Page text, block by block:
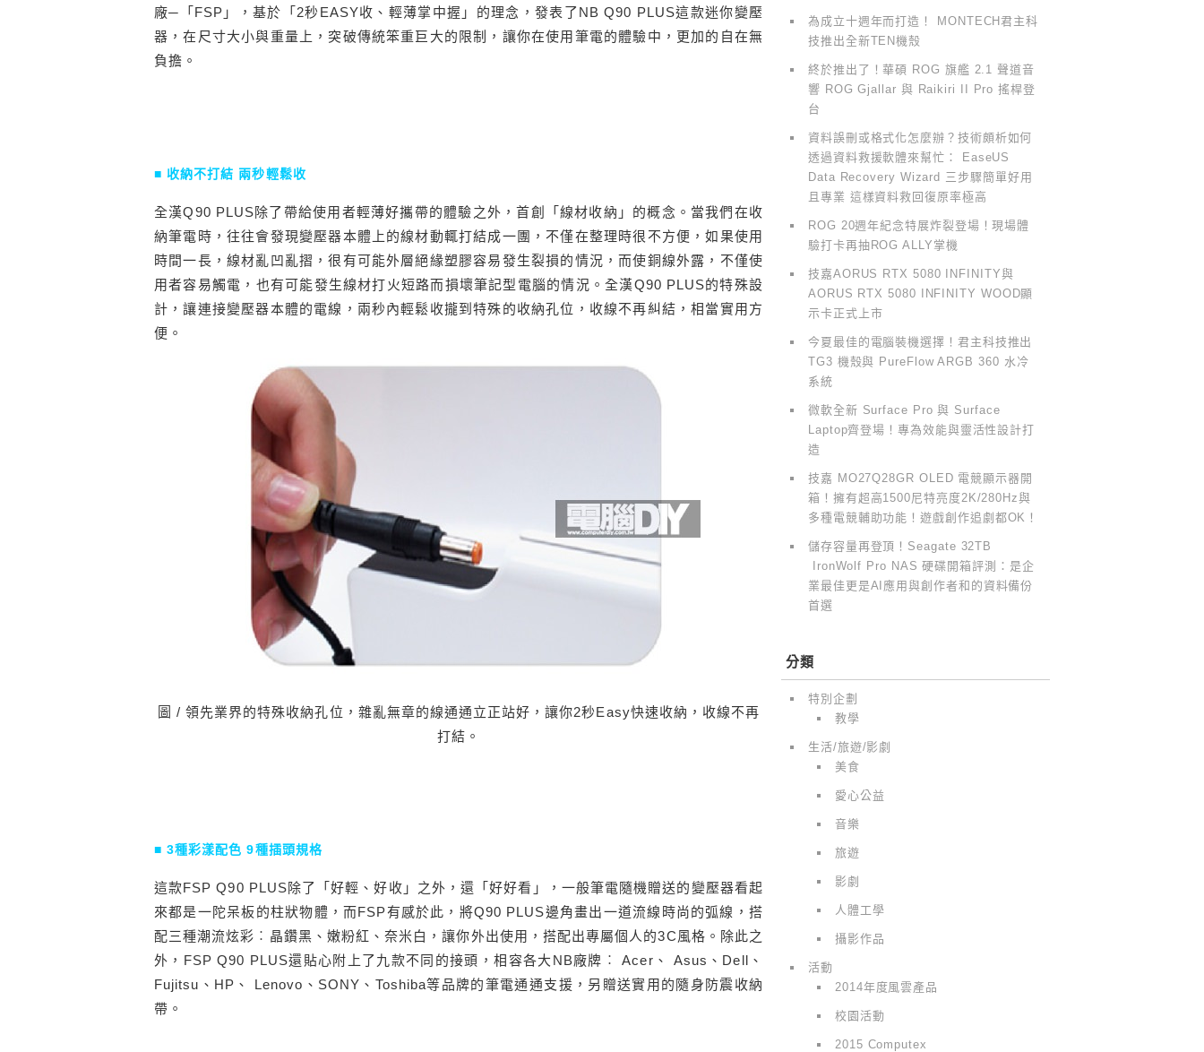
廠─「FSP」，基於「2秒EASY收、輕薄掌中握」的理念，發表了NB Q90 PLUS這款迷你變壓
器，在尺寸大小與重量上，突破傳統笨重巨大的限制，讓你在使用筆電的體驗中，更加的自在無
負擔。
■ 收納不打結 兩秒輕鬆收
全漢Q90 PLUS除了帶給使用者輕薄好攜帶的體驗之外，首創「線材收納」的概念。當我們在收
納筆電時，往往會發現變壓器本體上的線材動輒打結成一團，不僅在整理時很不方便，如果使用
時間一長，線材亂凹亂摺，很有可能外層絕緣塑膠容易發生裂損的情況，而使銅線外露，不僅使
用者容易觸電，也有可能發生線材打火短路而損壞筆記型電腦的情況。全漢Q90 PLUS的特殊設
計，讓連接變壓器本體的電線，兩秒內輕鬆收攏到特殊的收納孔位，收線不再糾結，相當實用方
便。
圖 / 領先業界的特殊收納孔位，雜亂無章的線通通立正站好，讓你2秒Easy快速收納，收線不再
打結。
■ 3種彩漾配色 9種插頭規格
這款FSP Q90 PLUS除了「好輕、好收」之外，還「好好看」，一般筆電隨機贈送的變壓器看起
來都是一陀呆板的柱狀物體，而FSP有感於此，將Q90 PLUS邊角畫出一道流線時尚的弧線，搭
配三種潮流炫彩︰晶鑽黑、嫩粉紅、奈米白，讓你外出使用，搭配出專屬個人的3C風格。除此之
外，FSP Q90 PLUS還貼心附上了九款不同的接頭，相容各大NB廠牌︰ Acer、 Asus、Dell、
Fujitsu、HP、 Lenovo、SONY、Toshiba等品牌的筆電通通支援，另贈送實用的隨身防震收納
帶。
為成立十週年而打造！ MONTECH君主科
技推出全新TEN機殼
終於推出了！華碩 ROG 旗艦 2.1 聲道音
響 ROG Gjallar 與 Raikiri II Pro 搖桿登
台
資料誤刪或格式化怎麼辦？技術頗析如何
透過資料救援軟體來幫忙： EaseUS
Data Recovery Wizard 三步驟簡單好用
且專業 這樣資料救回復原率極高
ROG 20週年紀念特展炸裂登場！現場體
驗打卡再抽ROG ALLY掌機
技嘉AORUS RTX 5080 INFINITY與
AORUS RTX 5080 INFINITY WOOD顯
示卡正式上市
今夏最佳的電腦裝機選擇！君主科技推出
TG3 機殼與 PureFlow ARGB 360 水冷
系統
微軟全新 Surface Pro 與 Surface
Laptop齊登場！專為效能與靈活性設計打
造
技嘉 MO27Q28GR OLED 電競顯示器開
箱！擁有超高1500尼特亮度2K/280Hz與
多種電競輔助功能！遊戲創作追劇都OK！
儲存容量再登頂！Seagate 32TB
IronWolf Pro NAS 硬碟開箱評測：是企
業最佳更是AI應用與創作者和的資料備份
首選
分類
特別企劃
教學
生活/旅遊/影劇
美食
愛心公益
音樂
旅遊
影劇
人體工學
攝影作品
活動
2014年度風雲產品
校園活動
2015 Computex